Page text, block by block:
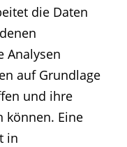
die Daten
Analysen
auf Grundlage
und ihre
können. Eine
in